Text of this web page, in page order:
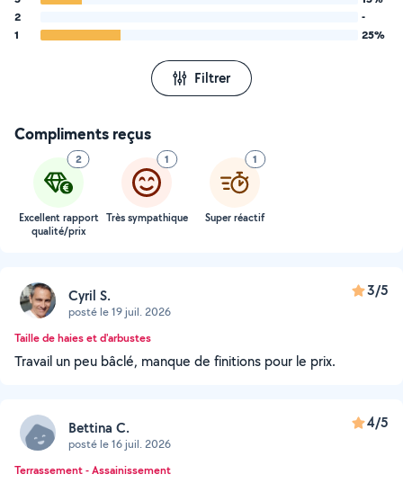
2
-
1
25%
Filtrer
Compliments reçus
2
Excellent rapport
qualité/prix
1
Très sympathique
1
Super réactif
Cyril S.
posté le 19 juil. 2026
3/5
Taille de haies et d'arbustes
Travail un peu bâclé, manque de finitions pour le prix.
Bettina C.
posté le 16 juil. 2026
4/5
Terrassement - Assainissement